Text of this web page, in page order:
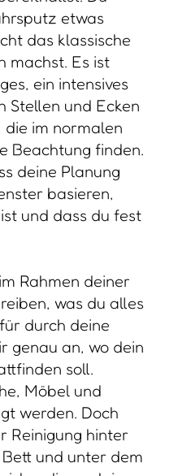
etwas
das klassische
machst. Es ist
ein intensives
Stellen und Ecken
im normalen
Beachtung finden.
deine Planung
basieren,
und dass du fest
Rahmen deiner
was du alles
durch deine
genau an, wo dein
soll.
Möbel und
werden. Doch
Reinigung hinter
und unter dem